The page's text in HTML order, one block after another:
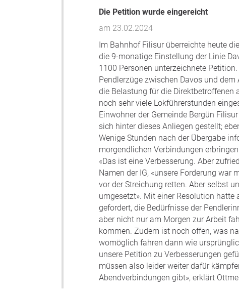
Die Petition wurde eingereicht
am 23.02.2024
Im Bahnhof Filisur überreichte heute
die 9-monatige Einstellung der Linie
1100 Personen unterzeichnete
Pendlerzüge zwischen Davos und
die Belastung für die
noch sehr viele Lokführerstunden
Einwohner der Gemeinde Bergün
sich hinter dieses Anliegen gestellt;
Wenige Stunden nach der Übergabe
morgendlichen Verbindungen
«Das ist eine Verbesserung. Aber
Namen der IG, «unsere Forderung
vor der Streichung retten. Aber selbst
umgesetzt». Mit einer Resolution hatte
gefordert, die Bedürfnisse der
aber nicht nur am Morgen zur Arbeit
kommen. Zudem ist noch offen, was
womöglich fahren dann wie
unsere Petition zu Verbesserungen
müssen also leider weiter dafür
Abendverbindungen gibt», erklärt